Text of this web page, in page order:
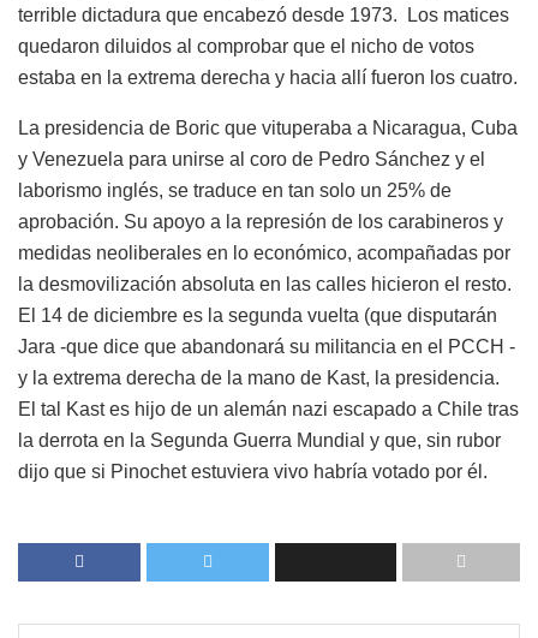
terrible dictadura que encabezó desde 1973. Los matices
quedaron diluidos al comprobar que el nicho de votos
estaba en la extrema derecha y hacia allí fueron los cuatro.
La presidencia de Boric que vituperaba a Nicaragua, Cuba
y Venezuela para unirse al coro de Pedro Sánchez y el
laborismo inglés, se traduce en tan solo un 25% de
aprobación. Su apoyo a la represión de los carabineros y
medidas neoliberales en lo económico, acompañadas por
la desmovilización absoluta en las calles hicieron el resto.
El 14 de diciembre es la segunda vuelta (que disputarán
Jara -que dice que abandonará su militancia en el PCCH -
y la extrema derecha de la mano de Kast, la presidencia.
El tal Kast es hijo de un alemán nazi escapado a Chile tras
la derrota en la Segunda Guerra Mundial y que, sin rubor
dijo que si Pinochet estuviera vivo habría votado por él.